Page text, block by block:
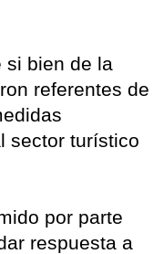
si bien de la
referentes de
sector turístico
por parte
respuesta a